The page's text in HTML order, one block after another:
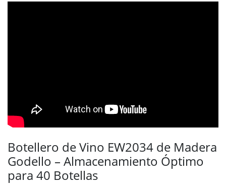
Botellero de Vino EW2034 de Madera
Godello – Almacenamiento Óptimo
para 40 Botellas